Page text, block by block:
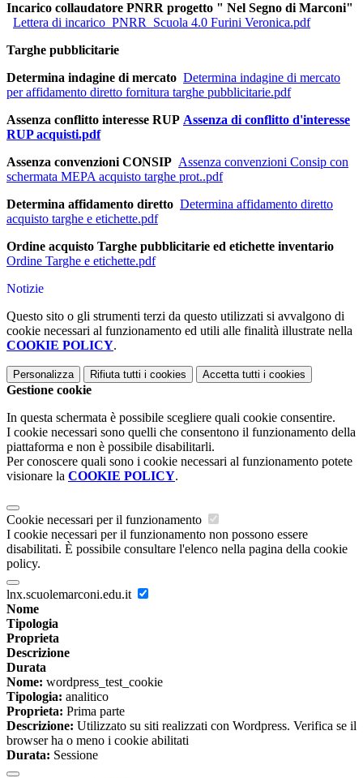
Incarico collaudatore PNRR progetto " Nel Segno di Marconi"
Lettera di incarico_PNRR_Scuola 4.0 Furini Veronica.pdf
Targhe pubblicitarie
Determina indagine di mercato Determina indagine di mercato
per affidamento diretto fornitura targhe pubblicitarie.pdf
Assenza conflitto interesse RUP Assenza di conflitto d'interesse
RUP acquisti.pdf
Assenza convenzioni CONSIP Assenza convenzioni Consip con
schermata MEPA acquisto targhe prot..pdf
Determina affidamento diretto Determina affidamento diretto
acquisto targhe e etichette.pdf
Ordine acquisto Targhe pubblicitarie ed etichette inventario
Ordine Targhe e etichette.pdf
Notizie
Questo sito o gli strumenti terzi da questo utilizzati si avvalgono di
cookie necessari al funzionamento ed utili alle finalità illustrate nella
COOKIE POLICY.
Personalizza Rifiuta tutti i cookies Accetta tutti i cookies
Gestione cookie
In questa schermata è possibile scegliere quali cookie consentire.
I cookie necessari sono quelli che consentono il funzionamento della
piattaforma e non è possibile disabilitarli.
Per conoscere quali sono i cookie necessari al funzionamento potete
visionare la COOKIE POLICY.
Cookie necessari per il funzionamento
I cookie necessari per il funzionamento non possono essere
disabilitati. È possibile consultare l'elenco nella pagina della cookie
policy.
lnx.scuolemarconi.edu.it
Nome
Tipologia
Proprieta
Descrizione
Durata
Nome: wordpress_test_cookie
Tipologia: analitico
Proprieta: Prima parte
Descrizione: Utilizzato su siti realizzati con Wordpress. Verifica se il
browser ha o meno i cookie abilitati
Durata: Sessione